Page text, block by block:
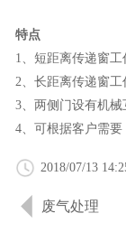
特点
1、短距离传递窗
2、长距离传递窗
3、两侧门设有机
4、可根据客户需
2018/07/13
废气处理